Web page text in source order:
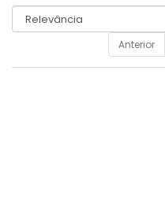
Anterior